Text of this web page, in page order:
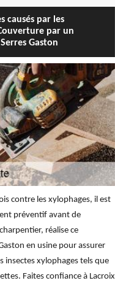
causés par les
par un
Gaston
contre les xylophages, il est
préventif avant de
réalise ce
en usine pour assurer
insectes xylophages tels que
Faites confiance à Lacroix